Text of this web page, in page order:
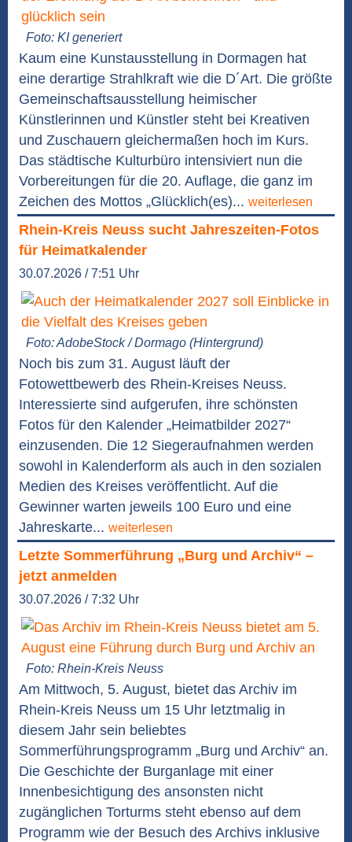
Foto: KI generiert
Kaum eine Kunstausstellung in Dormagen hat
eine derartige Strahlkraft wie die D´Art. Die größte
Gemeinschaftsausstellung heimischer
Künstlerinnen und Künstler steht bei Kreativen
und Zuschauern gleichermaßen hoch im Kurs.
Das städtische Kulturbüro intensiviert nun die
Vorbereitungen für die 20. Auflage, die ganz im
Zeichen des Mottos „Glücklich(es)... weiterlesen
Rhein-Kreis Neuss sucht Jahreszeiten-Fotos
für Heimatkalender
30.07.2026 / 7:51 Uhr
Foto: AdobeStock / Dormago (Hintergrund)
Noch bis zum 31. August läuft der
Fotowettbewerb des Rhein-Kreises Neuss.
Interessierte sind aufgerufen, ihre schönsten
Fotos für den Kalender „Heimatbilder 2027“
einzusenden. Die 12 Siegeraufnahmen werden
sowohl in Kalenderform als auch in den sozialen
Medien des Kreises veröffentlicht. Auf die
Gewinner warten jeweils 100 Euro und eine
Jahreskarte... weiterlesen
Letzte Sommerführung „Burg und Archiv“ –
jetzt anmelden
30.07.2026 / 7:32 Uhr
Foto: Rhein-Kreis Neuss
Am Mittwoch, 5. August, bietet das Archiv im
Rhein-Kreis Neuss um 15 Uhr letztmalig in
diesem Jahr sein beliebtes
Sommerführungsprogramm „Burg und Archiv“ an.
Die Geschichte der Burganlage mit einer
Innenbesichtigung des ansonsten nicht
zugänglichen Torturms steht ebenso auf dem
Programm wie der Besuch des Archivs inklusive